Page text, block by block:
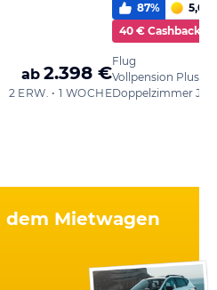
ab 2.398 €
2 ERW. • 1 WOCHE
87% 5,0
40 € Cashback
Flug
Vollpension Plus
Doppelzimmer
Mietwagen